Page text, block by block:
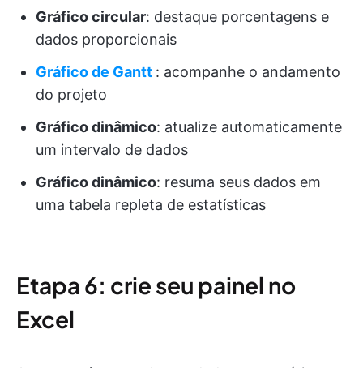
Gráfico circular: destaque porcentagens e
dados proporcionais
Gráfico de Gantt : acompanhe o andamento
do projeto
Gráfico dinâmico: atualize automaticamente
um intervalo de dados
Gráfico dinâmico: resuma seus dados em
uma tabela repleta de estatísticas
Etapa 6: crie seu painel no
Excel